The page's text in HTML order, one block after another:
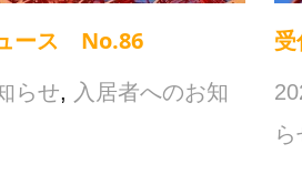
ース No.86
らせ, 入居者へのお知
ら